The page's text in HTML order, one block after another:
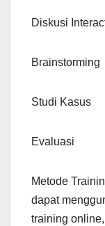
Diskusi
Brainstorming
Studi Kasus
Evaluasi
Metode
dapat
training